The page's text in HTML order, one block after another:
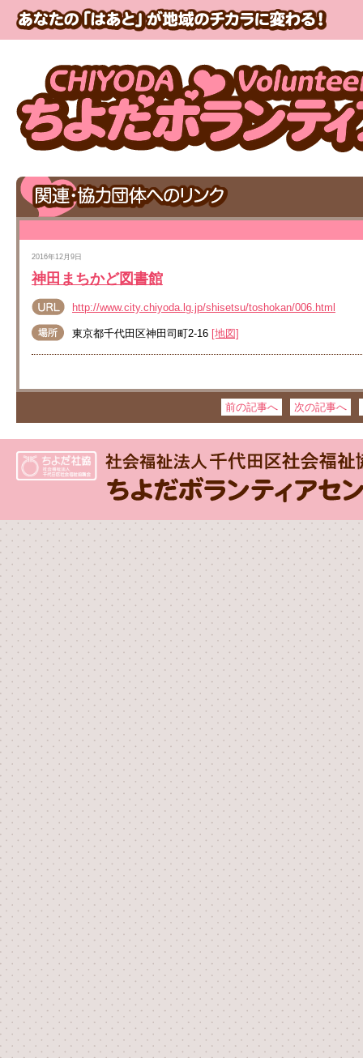
2016年12月9日
神田まちかど図書館
http://www.city.chiyoda.lg.jp/shisetsu/toshokan/006.html
東京都千代田区神田司町2-16 [地図]
前の記事へ 次の記事へ